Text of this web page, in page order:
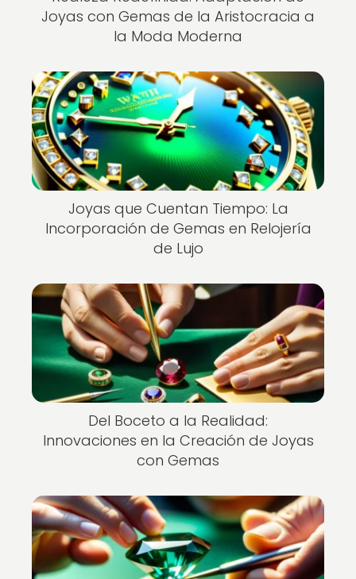
Joyas con Gemas de la Aristocracia a
la Moda Moderna
Joyas que Cuentan Tiempo: La
Incorporación de Gemas en Relojería
de Lujo
Del Boceto a la Realidad:
Innovaciones en la Creación de Joyas
con Gemas